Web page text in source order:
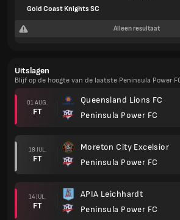
Gold Coast Knights SC
Alleen resultaat
Uitslagen
Blijf op de hoogte van de laatste Peninsula Power
01 AUG.
FT
Queensland Lions FC
Peninsula Power FC
18 JUL.
FT
Moreton City Excelsior
Peninsula Power FC
14 JUL.
FT
APIA Leichhardt
Peninsula Power FC